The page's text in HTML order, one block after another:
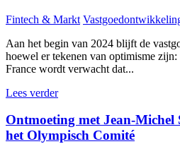
Fintech & Markt
Aan het begin van 2024 blijft de
hoewel er tekenen van optimisme
France wordt verwacht dat...
Lees verder
Ontmoeting met Jean-
het Olympisch Comité